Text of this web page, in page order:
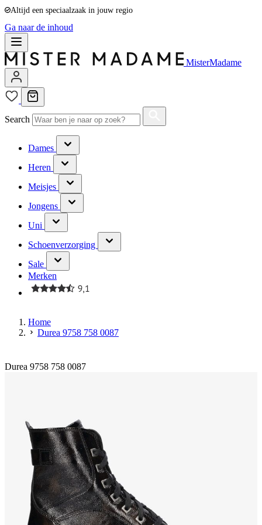
Altijd een speciaalzaak in jouw regio
Ga naar de inhoud
MisterMadame
Search
Dames
Heren
Meisjes
Jongens
Uni
Schoenverzorging
Sale
Merken
Home
Durea 9758 758 0087
Durea 9758 758 0087